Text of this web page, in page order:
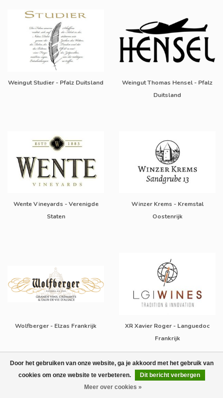
Weingut Studier - Pfalz Duitsland
Weingut Thomas Hensel - Pfalz
Duitsland
Wente Vineyards - Verenigde
Staten
Winzer Krems - Kremstal
Oostenrijk
Wolfberger - Elzas Frankrijk
XR Xavier Roger - Languedoc
Frankrijk
Door het gebruiken van onze website, ga je akkoord met het gebruik van
cookies om onze website te verbeteren.
Dit bericht verbergen
Meer over cookies »